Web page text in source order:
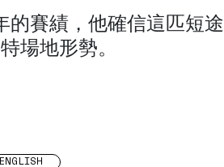
的賽績，他確信這匹短途
場地形勢。
ENGLISH